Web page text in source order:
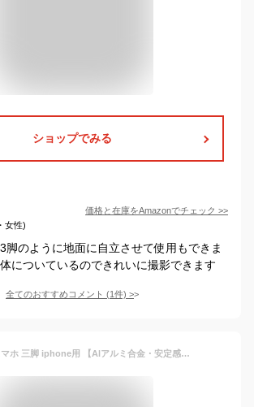
ショップでみる
価格と在庫をAmazonでチェック >>
女性)
脚のように地面に自立させて使用もできま
についているのできれいに撮影できます
全てのおすすめコメント (1件) >
自撮り棒 スマホ 三脚 iphone用 【Alアルミ合金・安定感】 Android兼用 スマホ撮影スタンド セルカ棒 四脚付きスマホ 三脚 ホルダー コンパクト 卓上 360°回転 持ち運び便利 生放送 Web会議 撮影 映画放送 旅行 iPhone /Android スマホ等対応 【日本語取扱説明書付き】